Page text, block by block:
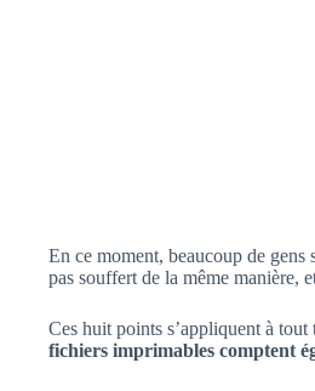
En ce moment, beaucoup de gens
pas souffert de la même manière,
Ces huit points s’appliquent à
fichiers imprimables comptent